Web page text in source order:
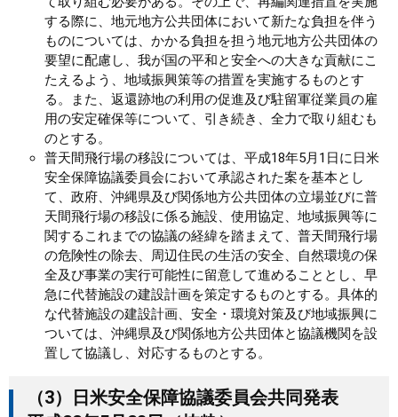
する際に、地元地方公共団体において新たな負担を伴う
ものについては、かかる負担を担う地元地方公共団体の
要望に配慮し、我が国の平和と安全への大きな貢献にこ
たえるよう、地域振興策等の措置を実施するものとす
る。また、返還跡地の利用の促進及び駐留軍従業員の雇
用の安定確保等について、引き続き、全力で取り組むも
のとする。
普天間飛行場の移設については、平成18年5月1日に日米
安全保障協議委員会において承認された案を基本とし
て、政府、沖縄県及び関係地方公共団体の立場並びに普
天間飛行場の移設に係る施設、使用協定、地域振興等に
関するこれまでの協議の経緯を踏まえて、普天間飛行場
の危険性の除去、周辺住民の生活の安全、自然環境の保
全及び事業の実行可能性に留意して進めることとし、早
急に代替施設の建設計画を策定するものとする。具体的
な代替施設の建設計画、安全・環境対策及び地域振興に
ついては、沖縄県及び関係地方公共団体と協議機関を設
置して協議し、対応するものとする。
（3）日米安全保障協議委員会共同発表